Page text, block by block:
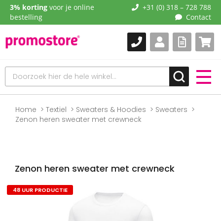
3% korting voor je online
bestelling
+31 (0) 318 – 728 788
Contact
Home Textiel Sweaters & Hoodies
Sweaters
Zenon heren sweater met crewneck
Zenon heren sweater met crewneck
Naar
48 UUR PRODUCTIE